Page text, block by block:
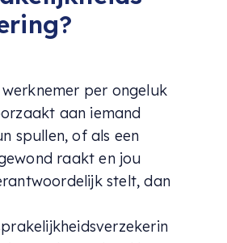
per ongeluk
aan iemand
spullen, of als een
raakt en jou
stelt, dan